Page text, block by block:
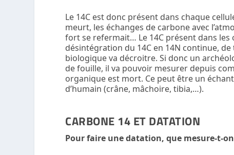
Le 14C est donc présent dans chaque
meurt, les échanges de carbone avec
fort se refermait… Le 14C présent dans les
désintégration du 14C en 14N continue,
biologique va décroitre. Si donc un
de fouille, il va pouvoir mesurer depuis
organique est mort. Ce peut être un
d’humain (crâne, mâchoire, tibia,…).
CARBONE 14 ET DATATION
Pour faire une datation, que mesure-t-